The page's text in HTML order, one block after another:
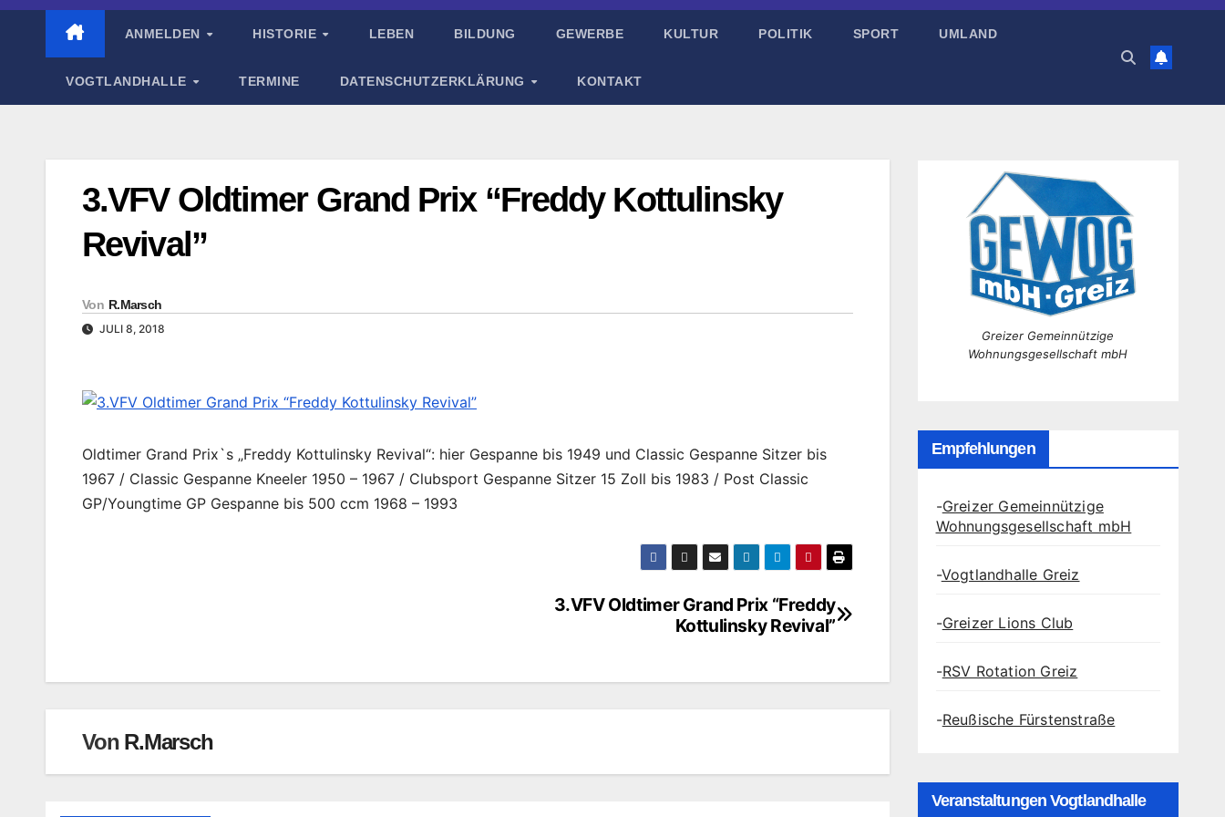
ANMELDEN HISTORIE LEBEN BILDUNG GEWERBE KULTUR POLITIK SPORT UMLAND
VOGTLANDHALLE TERMINE DATENSCHUTZERKLÄRUNG KONTAKT
3.VFV Oldtimer Grand Prix “Freddy Kottulinsky
Revival”
Von R.Marsch
JULI 8, 2018
Oldtimer Grand Prix`s „Freddy Kottulinsky Revival“: hier Gespanne bis 1949 und Classic Gespanne Sitzer bis
1967 / Classic Gespanne Kneeler 1950 – 1967 / Clubsport Gespanne Sitzer 15 Zoll bis 1983 / Post Classic
GP/Youngtime GP Gespanne bis 500 ccm 1968 – 1993
3.VFV Oldtimer Grand Prix “Freddy
Kottulinsky Revival”
Von R.Marsch
Greizer Gemeinnützige
Wohnungsgesellschaft mbH
Empfehlungen
-Greizer Gemeinnützige
Wohnungsgesellschaft mbH
-Vogtlandhalle Greiz
-Greizer Lions Club
-RSV Rotation Greiz
-Reußische Fürstenstraße
Veranstaltungen Vogtlandhalle